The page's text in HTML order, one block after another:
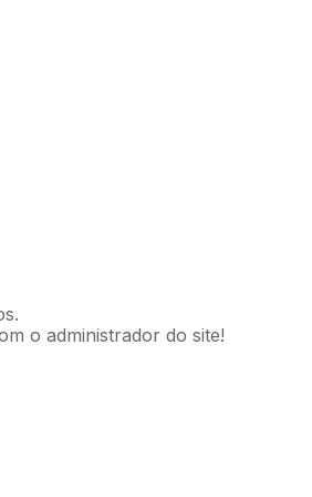
o administrador do site!